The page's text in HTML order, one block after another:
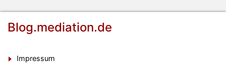
Blog.mediation.de
Impressum